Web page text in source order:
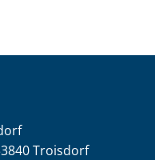
Troisdorf